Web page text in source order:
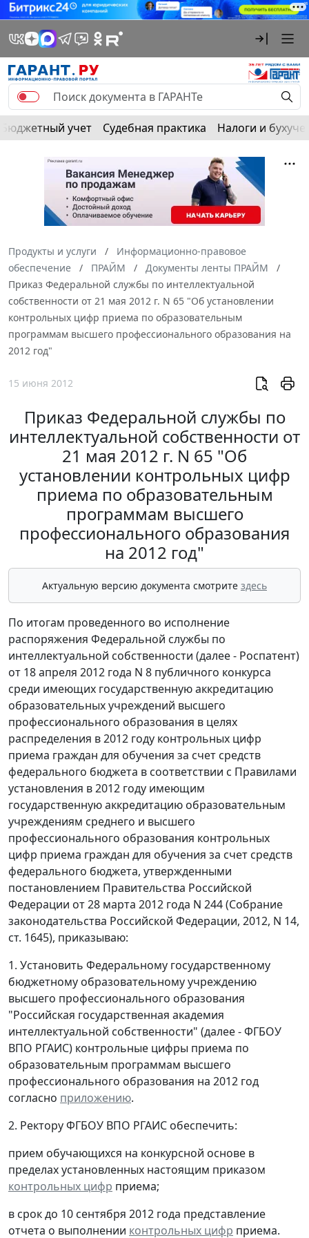
Бюджетный учет Судебная практика Налоги и
Продукты и услуги
Информационно-правовое
обеспечение
ПРАЙМ
Документы ленты ПРАЙМ
Приказ Федеральной службы по интеллектуальной
собственности от 21 мая 2012 г. N 65 "Об установлении
контрольных цифр приема по образовательным
программам высшего профессионального образования на
2012 год"
15 июня 2012
Приказ Федеральной службы по
интеллектуальной собственности от
21 мая 2012 г. N 65 "Об
установлении контрольных цифр
приема по образовательным
программам высшего
профессионального образования
на 2012 год"
Актуальную версию документа смотрите здесь
По итогам проведенного во исполнение
распоряжения Федеральной службы по
интеллектуальной собственности (далее - Роспатент)
от 18 апреля 2012 года N 8 публичного конкурса
среди имеющих государственную аккредитацию
образовательных учреждений высшего
профессионального образования в целях
распределения в 2012 году контрольных цифр
приема граждан для обучения за счет средств
федерального бюджета в соответствии с Правилами
установления в 2012 году имеющим
государственную аккредитацию образовательным
учреждениям среднего и высшего
профессионального образования контрольных
цифр приема граждан для обучения за счет средств
федерального бюджета, утвержденными
постановлением Правительства Российской
Федерации от 28 марта 2012 года N 244 (Собрание
законодательства Российской Федерации, 2012, N 14,
ст. 1645), приказываю:
1. Установить Федеральному государственному
бюджетному образовательному учреждению
высшего профессионального образования
"Российская государственная академия
интеллектуальной собственности" (далее - ФГБОУ
ВПО РГАИС) контрольные цифры приема по
образовательным программам высшего
профессионального образования на 2012 год
согласно приложению.
2. Ректору ФГБОУ ВПО РГАИС обеспечить:
прием обучающихся на конкурсной основе в
пределах установленных настоящим приказом
контрольных цифр приема;
в срок до 10 сентября 2012 года представление
отчета о выполнении контрольных цифр приема.